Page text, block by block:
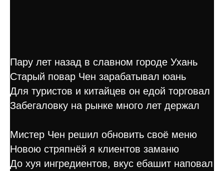
Пару лет назад в славном городе Ухань
Старый повар Чен зарабатывал юань
Для туристов и китайцев он едой торговал
Забегаловку на рынке много лет держал
Мистер Чен решил обновить своё меню
Новою стряпнёй я клиентов заманю
До хуя ингредиентов, вкус ебашит наповал